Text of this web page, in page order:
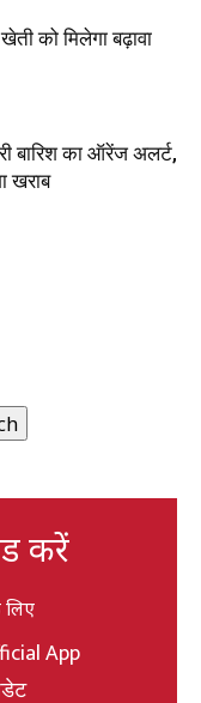
को मिलेगा बढ़ावा
बारिश का ऑरेंज अलर्ट,
खराब
करें
लिए
App